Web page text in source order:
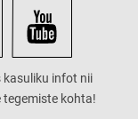
kasuliku infot nii
tegemiste kohta!